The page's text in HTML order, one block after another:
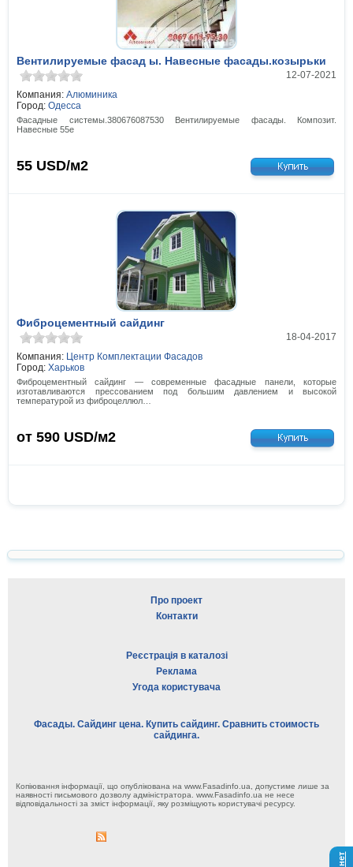
Вентилируемые фасад ы. Навесные фасады.козырьки
12-07-2021
Компания: Алюминика
Город: Одесса
Фасадные системы.380676087530 Вентилируемые фасады. Композит.
Навесные 55е
55 USD/м2
Фиброцементный сайдинг
18-04-2017
Компания: Центр Комплектации Фасадов
Город: Харьков
Фиброцементный сайдинг — современные фасадные панели, которые
изготавливаются прессованием под большим давлением и высокой
температурой из фиброцеллюл…
от 590 USD/м2
Про проект
Контакти
Реєстрація в каталозі
Реклама
Угода користувача
Фасады. Сайдинг цена. Купить сайдинг. Сравнить стоимость
сайдинга.
Копіювання інформації, що опублікована на www.Fasadinfo.ua, допустиме лише за
наявності письмового дозволу адміністратора. www.Fasadinfo.ua не несе
відповідальності за зміст інформації, яку розміщують користувачі ресурсу.